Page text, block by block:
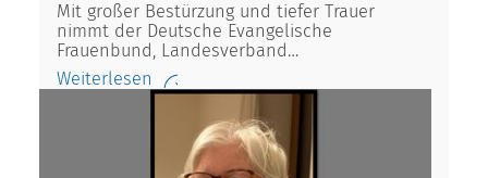
Mit großer Bestürzung und tiefer Trauer
nimmt der Deutsche Evangelische
Frauenbund, Landesverband…
Weiterlesen